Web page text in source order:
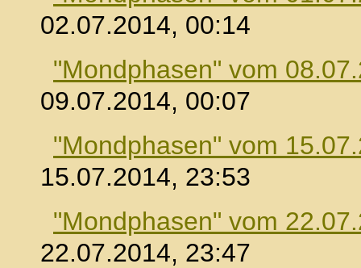
02.07.2014, 00:14
"Mondphasen" vom
09.07.2014, 00:07
"Mondphasen" vom
15.07.2014, 23:53
"Mondphasen" vom
22.07.2014, 23:47